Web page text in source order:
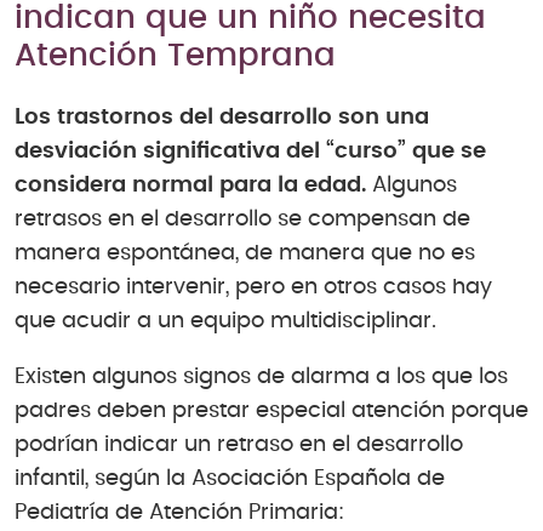
indican que un niño necesita
Atención Temprana
Los trastornos del desarrollo son una
desviación significativa del “curso” que se
considera normal para la edad. Algunos
retrasos en el desarrollo se compensan de
manera espontánea, de manera que no es
necesario intervenir, pero en otros casos hay
que acudir a un equipo multidisciplinar.
Existen algunos signos de alarma a los que los
padres deben prestar especial atención porque
podrían indicar un retraso en el desarrollo
infantil, según la Asociación Española de
Pediatría de Atención Primaria: